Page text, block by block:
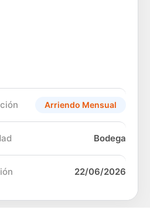
Arriendo Mensual
Bodega
22/06/2026